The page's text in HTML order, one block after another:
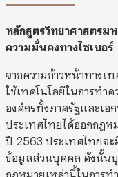
หลักสูตรวิทยาศาสตรม
ความมั่นคงทางไซเบอร์
จากความก้าวหน้าทางเ
ใช้เทคโนโลยีในการทำ
องค์กรทั้งภาครัฐและเอ
ประเทศไทยได้ออกกฎห
ปี 2563 ประเทศไทยจะ
ข้อมูลส่วนบุคคล ดังนั้นบุ
กฎหมายเหล่านี้ในการท